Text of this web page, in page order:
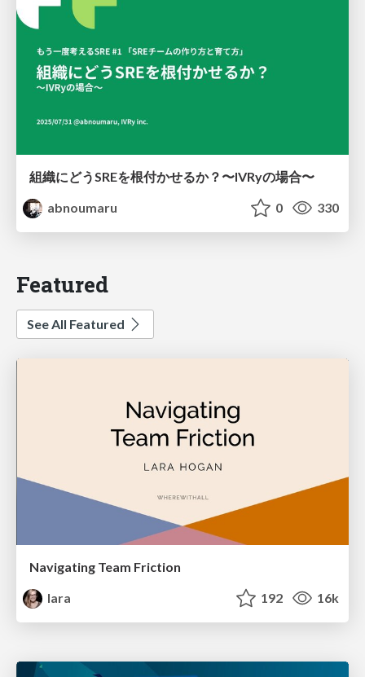
組織にどうSREを根付かせるか？〜IVRyの場合〜
abnoumaru
0 330
Featured
See All Featured
Navigating Team Friction
lara
192 16k